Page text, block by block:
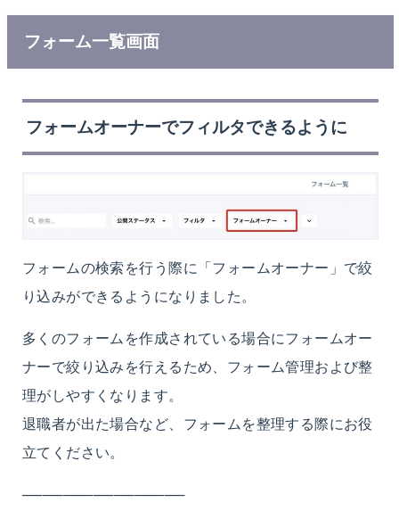
フォーム一覧画面
フォームオーナーでフィルタできるように
フォームの検索を行う際に「フォームオーナー」で絞
り込みができるようになりました。
多くのフォームを作成されている場合にフォームオー
ナーで絞り込みを行えるため、フォーム管理および整
理がしやすくなります。
退職者が出た場合など、フォームを整理する際にお役
立てください。
────────────────